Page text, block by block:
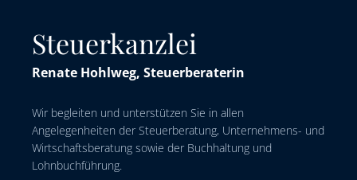
Steuerkanzlei
Renate Hohlweg, Steuerberaterin
Wir begleiten und unterstützen Sie in allen
Angelegenheiten der Steuerberatung, Unternehmens- und
Wirtschaftsberatung sowie der Buchhaltung und
Lohnbuchführung.